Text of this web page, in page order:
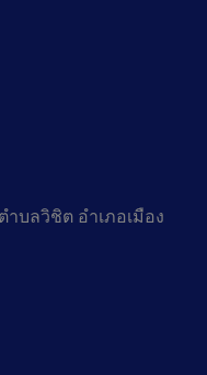
ำบลวิชิต อำเภอเมือง